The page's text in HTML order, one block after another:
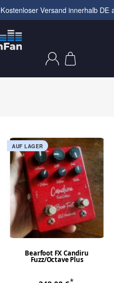
Kostenloser Versand innerhalb DE
AUF LAGER
Bearfoot FX Candiru
Fuzz/Octave Plus